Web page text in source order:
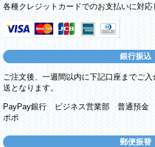
各種クレジットカードでのお支払いに対応
銀行振込
ご注文後、一週間以内に下記口座までご
送となります。
PayPay銀行 ビジネス営業部 普通預金
ポポ
郵便振替